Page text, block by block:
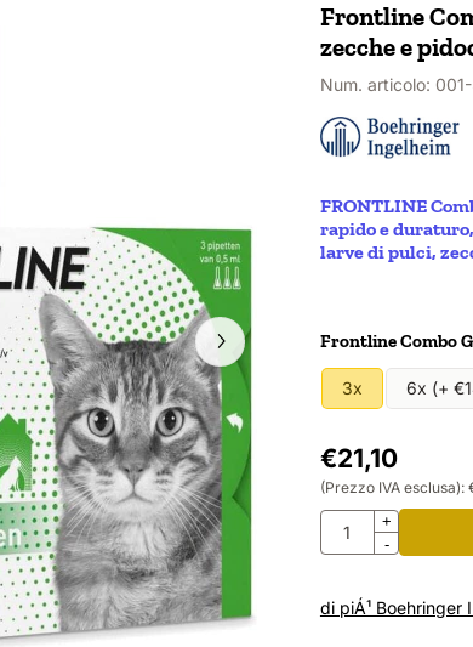
Frontline
zecche e
Num. articolo:
FRONTLINE
rapido e
larve di pulci,
Effettua una
Frontline Combo
3x 6x (+
€21,10
(Prezzo IVA esclusa):
Quantità+
-
di piÁ¹ Boehringer